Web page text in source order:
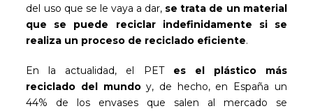
del uso que se le vaya a dar, se trata de un material
que se puede reciclar indefinidamente si se
realiza un proceso de reciclado eficiente.
En la actualidad, el PET es el plástico más
reciclado del mundoy, de hecho, en España un
44% de los envases que salen al mercado se